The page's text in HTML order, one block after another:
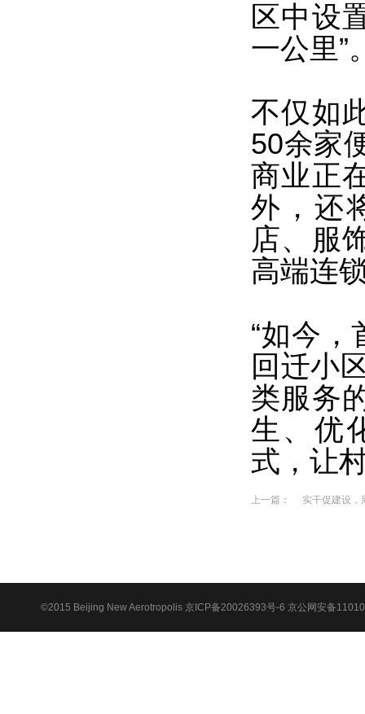
区中设
一公里”
不仅如
50余家
商业正
外，还
店、服
高端连
“如今
回迁小
类服务
生、优
式，让
上一篇： 实干促建设，
©2015 Beijing New Aerotropolis 京ICP备20026393号-6 京公网安备